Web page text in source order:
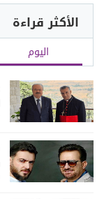
الأكثر قراءة
اليوم